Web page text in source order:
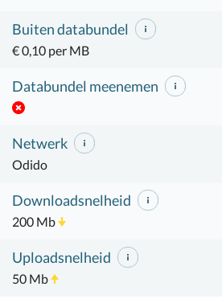
Buiten databundel
€ 0,10 per MB
Databundel meenemen
Netwerk
Odido
Downloadsnelheid
200 Mb
Uploadsnelheid
50 Mb